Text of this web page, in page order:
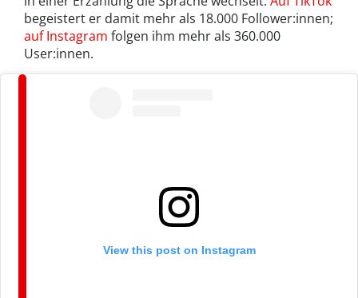
begeistert er damit mehr als 18.000 Follower:innen;
auf Instagram folgen ihm mehr als 360.000
User:innen.
View this post on Instagram